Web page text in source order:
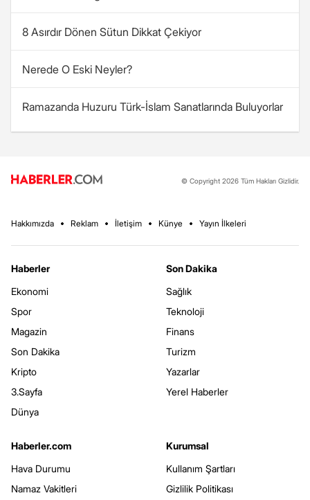
8 Asırdır Dönen Sütun Dikkat Çekiyor
Nerede O Eski Neyler?
Ramazanda Huzuru Türk-İslam Sanatlarında Buluyorlar
© Copyright 2026 Tüm Hakları Gizlidir.
Hakkımızda Reklam İletişim Künye Yayın İlkeleri
Haberler
Ekonomi
Spor
Magazin
Son Dakika
Kripto
3.Sayfa
Dünya
Son Dakika
Sağlık
Teknoloji
Finans
Turizm
Yazarlar
Yerel Haberler
Haberler.com
Hava Durumu
Namaz Vakitleri
Kurumsal
Kullanım Şartları
Gizlilik Politikası